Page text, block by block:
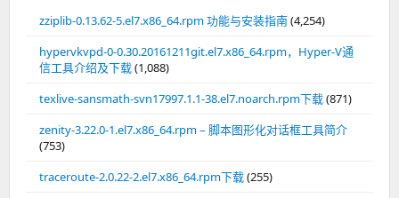
zziplib-0.13.62-5.el7.x86_64.rpm 功能与安装指南(4,254)
hypervkvpd-0-0.30.20161211git.el7.x86_64.rpm，Hyper-V通
信工具介绍及下载(1,088)
texlive-sansmath-svn17997.1.1-38.el7.noarch.rpm下载(871)
zenity-3.22.0-1.el7.x86_64.rpm – 脚本图形化对话框工具简介
(753)
traceroute-2.0.22-2.el7.x86_64.rpm下载(255)